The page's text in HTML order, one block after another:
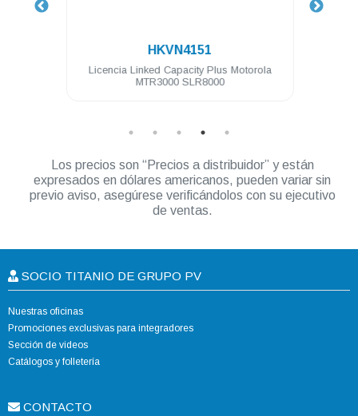
HKVN4151
Licencia Linked Capacity Plus Motorola
MTR3000 SLR8000
Los precios son “Precios a distribuidor” y están
expresados en dólares americanos, pueden variar sin
previo aviso, asegúrese verificándolos con su ejecutivo
de ventas.
SOCIO TITANIO DE GRUPO PV
Nuestras oficinas
Promociones exclusivas para integradores
Sección de videos
Catálogos y folletería
CONTACTO